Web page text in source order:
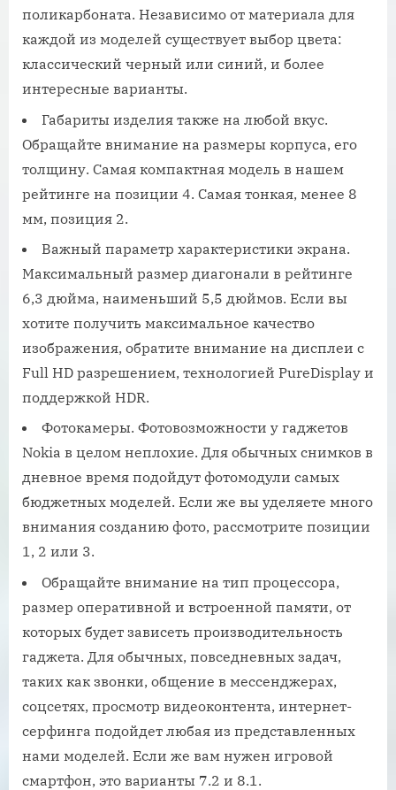
поликарбоната. Независимо от материала для
каждой из моделей существует выбор цвета:
классический черный или синий, и более
интересные варианты.
Габариты изделия также на любой вкус.
Обращайте внимание на размеры корпуса, его
толщину. Самая компактная модель в нашем
рейтинге на позиции 4. Самая тонкая, менее 8
мм, позиция 2.
Важный параметр характеристики экрана.
Максимальный размер диагонали в рейтинге
6,3 дюйма, наименьший 5,5 дюймов. Если вы
хотите получить максимальное качество
изображения, обратите внимание на дисплеи с
Full HD разрешением, технологией PureDisplay и
поддержкой HDR.
Фотокамеры. Фотовозможности у гаджетов
Nokia в целом неплохие. Для обычных снимков в
дневное время подойдут фотомодули самых
бюджетных моделей. Если же вы уделяете много
внимания созданию фото, рассмотрите позиции
1, 2 или 3.
Обращайте внимание на тип процессора,
размер оперативной и встроенной памяти, от
которых будет зависеть производительность
гаджета. Для обычных, повседневных задач,
таких как звонки, общение в мессенджерах,
соцсетях, просмотр видеоконтента, интернет-
серфинга подойдет любая из представленных
нами моделей. Если же вам нужен игровой
смартфон, это варианты 7.2 и 8.1.